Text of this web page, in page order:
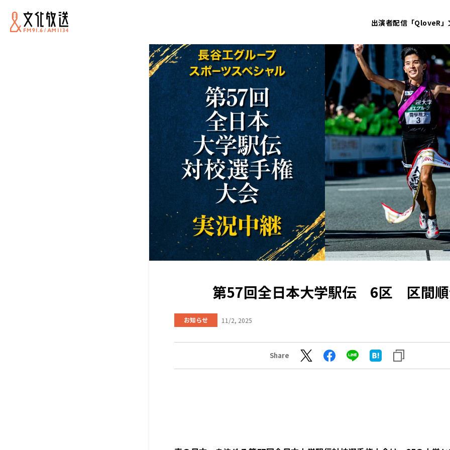
出演者配信「QloveR」
第57回全日本大学駅伝 6区 区間
お知らせ 11/2, 2025
Share